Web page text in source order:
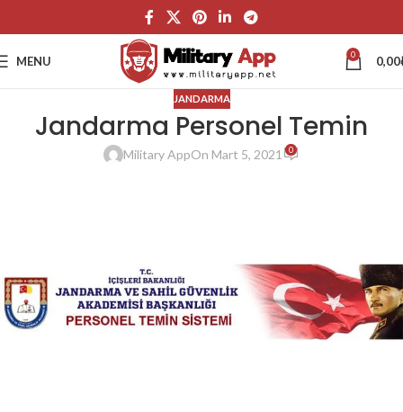
MENU 0 0,00
JANDARMA
Jandarma Personel Temin
Military AppOn Mart 5, 2021 0